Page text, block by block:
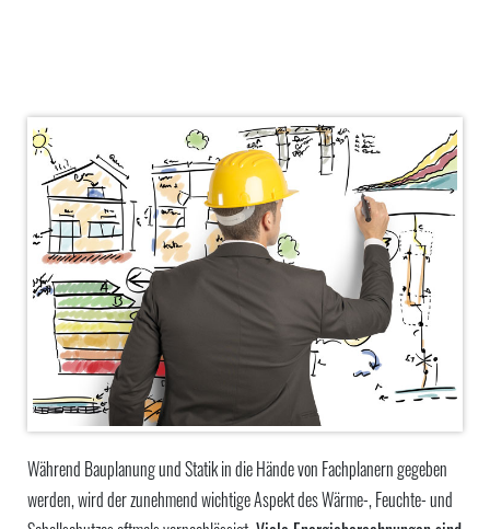
Während Bauplanung und Statik in die Hände von Fachplanern gegeben
werden, wird der zunehmend wichtige Aspekt des Wärme-, Feuchte- und